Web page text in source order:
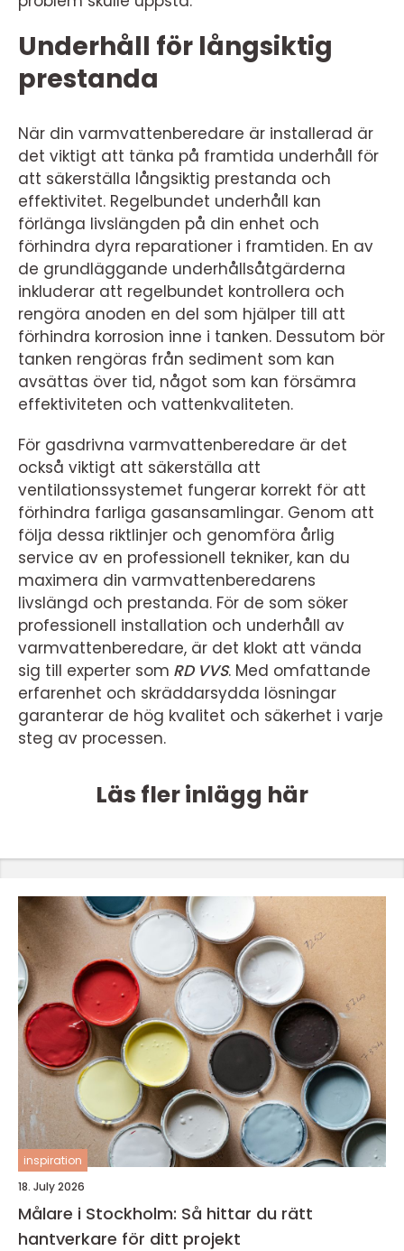
Underhåll för långsiktig
prestanda
När din varmvattenberedare är installerad är
det viktigt att tänka på framtida underhåll för
att säkerställa långsiktig prestanda och
effektivitet. Regelbundet underhåll kan
förlänga livslängden på din enhet och
förhindra dyra reparationer i framtiden. En av
de grundläggande underhållsåtgärderna
inkluderar att regelbundet kontrollera och
rengöra anoden en del som hjälper till att
förhindra korrosion inne i tanken. Dessutom bör
tanken rengöras från sediment som kan
avsättas över tid, något som kan försämra
effektiviteten och vattenkvaliteten.
För gasdrivna varmvattenberedare är det
också viktigt att säkerställa att
ventilationssystemet fungerar korrekt för att
förhindra farliga gasansamlingar. Genom att
följa dessa riktlinjer och genomföra årlig
service av en professionell tekniker, kan du
maximera din varmvattenberedarens
livslängd och prestanda. För de som söker
professionell installation och underhåll av
varmvattenberedare, är det klokt att vända
sig till experter som RD VVS. Med omfattande
erfarenhet och skräddarsydda lösningar
garanterar de hög kvalitet och säkerhet i varje
steg av processen.
Läs fler inlägg här
inspiration
18. July 2026
Målare i Stockholm: Så hittar du rätt
hantverkare för ditt projekt